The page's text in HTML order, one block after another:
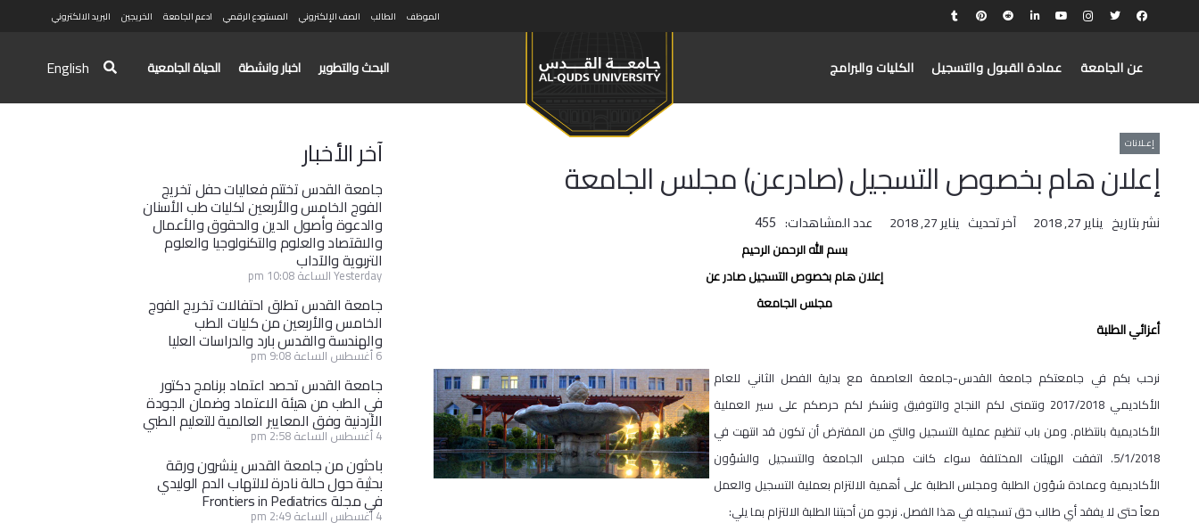
الموظف الطالب الصف الإلكتروني المستودع الرقمي ادعم الجامعة الخريجين البريد الالكتروني
عن الجامعة عمادة القبول والتسجيل الكليات والبرامج البحث والتطوير اخبار وانشطة الحياة الجامعية English
إعـلانات
إعلان هام بخصوص التسجيل (صادرعن) مجلس الجامعة
نشر بتاريخ يناير 27, 2018 آخر تحديث يناير 27, 2018 عدد المشاهدات: 455
بسم الله الرحمن الرحيم
إعلان هام بخصوص التسجيل صادر عن
مجلس الجامعة
أعزائي الطلبة
نرحب بكم في جامعتكم جامعة القدس-جامعة العاصمة مع بداية الفصل الثاني للعام
الأكاديمي 2017/2018 ونتمنى لكم النجاح والتوفيق ونشكر لكم حرصكم على سير العملية
الأكاديمية بانتظام. ومن باب تنظيم عملية التسجيل والتي من المفترض أن تكون قد انتهت في
5/1/2018. اتفقت الهيئات المختلفة سواء كانت مجلس الجامعة والتسجيل والشؤون
الأكاديمية وعمادة شؤون الطلبة ومجلس الطلبة على أهمية الالتزام بعملية التسجيل والعمل
معاً حتى لا يفقد أي طالب حق تسجيله في هذا الفصل. نرجو من أحبتنا الطلبة الالتزام بما يلي:
آخر الأخبار
جامعة القدس تختتم فعاليات حفل تخريج
الفوج الخامس والأربعين لكليات طب الأسنان
والدعوة وأصول الدين والحقوق والأعمال
والاقتصاد والعلوم والتكنولوجيا والعلوم
التربوية والآداب
Yesterday الساعة 10:08 pm
جامعة القدس تطلق احتفالات تخريج الفوج
الخامس والأربعين من كليات الطب
والهندسة والقدس بارد والدراسات العليا
6 أغسطس الساعة 9:08 pm
جامعة القدس تحصد اعتماد برنامج دكتور
في الطب من هيئة الاعتماد وضمان الجودة
الأردنية وفق المعايير العالمية للتعليم الطبي
4 أغسطس الساعة 2:58 pm
باحثون من جامعة القدس ينشرون ورقة
بحثية حول حالة نادرة لالتهاب الدم الوليدي
في مجلة Frontiers in Pediatrics
4 أغسطس الساعة 2:49 pm